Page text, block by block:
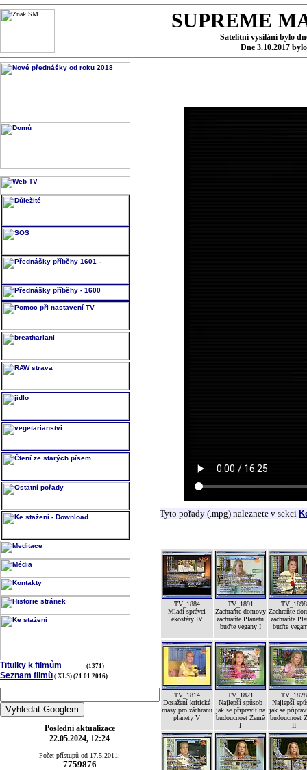
SUPREME
Satelitní vysílání bylo
Dne 3.10.2017
Titulky k filmům (1371)
Seznam filmů (.XLS) (21.01.2016)
Poslední aktualizace
22.05.2024, 12:24
Počet přístupů od 17.5.2011:
7759876
Tyto pořady (.mpg) naleznete v sekci
TV_1884
Mladí správci
ekosféry IV
TV_1891
Zachraňte domovy
zachraňte Planetu
buďte vegany I
TV_1898
Zachraňte
zachraňte
buďte
TV_1814
Dosažení kritické
masy pro záchranu
planety V
TV_1821
Najlepší spůsob
jak se připravit na
budoucnost Země
I
TV_1828
Najlepší
jak se
budoucnost
II